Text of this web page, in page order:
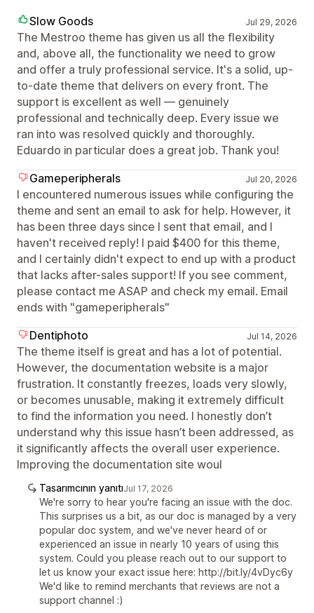
Slow Goods Jul 29, 2026
The Mestroo theme has given us all the flexibility
and, above all, the functionality we need to grow
and offer a truly professional service. It's a solid, up-
to-date theme that delivers on every front. The
support is excellent as well — genuinely
professional and technically deep. Every issue we
ran into was resolved quickly and thoroughly.
Eduardo in particular does a great job. Thank you!
Gameperipherals
Jul 20, 2026
I encountered numerous issues while configuring the
theme and sent an email to ask for help. However, it
has been three days since I sent that email, and I
haven't received reply! I paid $400 for this theme,
and I certainly didn't expect to end up with a product
that lacks after-sales support! If you see comment,
please contact me ASAP and check my email. Email
ends with "gameperipherals"
Dentiphoto
Jul 14, 2026
The theme itself is great and has a lot of potential.
However, the documentation website is a major
frustration. It constantly freezes, loads very slowly,
or becomes unusable, making it extremely difficult
to find the information you need. I honestly don’t
understand why this issue hasn’t been addressed, as
it significantly affects the overall user experience.
Improving the documentation site woul
Tasarımcının yanıtıJul 17, 2026
We're sorry to hear you're facing an issue with the doc.
This surprises us a bit, as our doc is managed by a very
popular doc system, and we've never heard of or
experienced an issue in nearly 10 years of using this
system. Could you please reach out to our support to
let us know your exact issue here: http://bit.ly/4vDyc6y
We'd like to remind merchants that reviews are not a
support channel :)